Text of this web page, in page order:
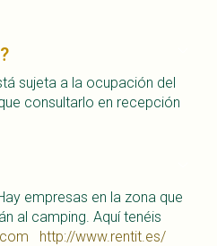
sujeta a la ocupación del
consultarlo en recepción
empresas en la zona que
al camping. Aquí tenéis
http://www.rentit.es/